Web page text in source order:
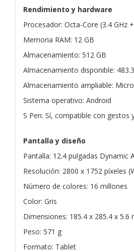
Rendimiento y hardware
Procesador: Octa-Core (3.4 GHz
Memoria RAM: 12 GB
Almacenamiento: 512 GB
Almacenamiento disponible:
Almacenamiento ampliable:
Sistema operativo: Android
S Pen: Sí, compatible con
Pantalla y diseño
Pantalla: 12.4 pulgadas Dynamic
Resolución: 2800 x 1752 píxeles
Número de colores: 16 millones
Color: Gris
Dimensiones: 185.4 x 285.4 x 5.6
Peso: 571 g
Formato: Tablet